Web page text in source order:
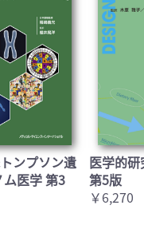
ンプソン遺
医学 第3
医学的
第5版
￥6,270